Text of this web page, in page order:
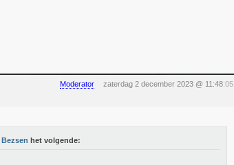
Moderator zaterdag 2 december 2023 @ 11:48:05
Bezsen het volgende: